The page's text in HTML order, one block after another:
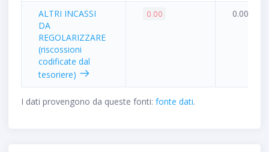
ALTRI INCASSI
DA
REGOLARIZZARE
(riscossioni
codificate dal
tesoriere)
0.00 0.00%
I dati provengono da queste fonti: fonte dati.